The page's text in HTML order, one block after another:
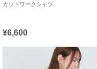
カットワークシャツ
¥6,600